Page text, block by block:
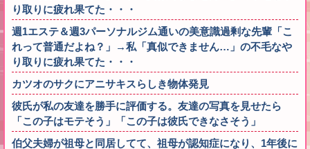
り取りに疲れ果てた・・・
週1エステ＆週3パーソナルジム通いの美意識過剰な先輩「こ
れって普通だよね？」→私「真似できません…」の不毛なや
り取りに疲れ果てた・・・
カツオのサクにアニサキスらしき物体発見
彼氏が私の友達を勝手に評価する。友達の写真を見せたら
「この子はモテそう」「この子は彼氏できなさそう」
伯父夫婦が祖母と同居してて、祖母が認知症になり、1年後に